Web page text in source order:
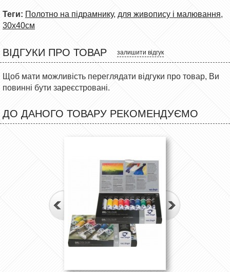
Теги: Полотно на підрамнику, для живопису і малювання,
30х40см
ВІДГУКИ ПРО ТОВАР залишити відгук
Щоб мати можливість переглядати відгуки про товар, Ви
повинні бути зареєстровані.
ДО ДАНОГО ТОВАРУ РЕКОМЕНДУЄМО